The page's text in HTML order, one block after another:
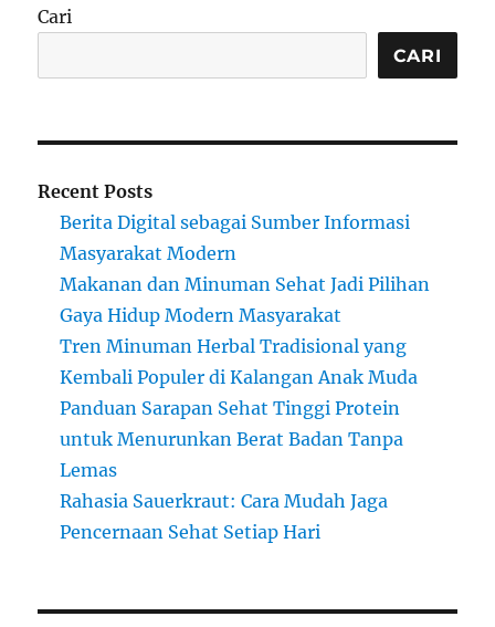
Cari
CARI
Recent Posts
Berita Digital sebagai Sumber Informasi
Masyarakat Modern
Makanan dan Minuman Sehat Jadi Pilihan
Gaya Hidup Modern Masyarakat
Tren Minuman Herbal Tradisional yang
Kembali Populer di Kalangan Anak Muda
Panduan Sarapan Sehat Tinggi Protein
untuk Menurunkan Berat Badan Tanpa
Lemas
Rahasia Sauerkraut: Cara Mudah Jaga
Pencernaan Sehat Setiap Hari